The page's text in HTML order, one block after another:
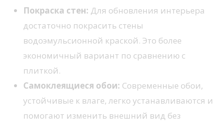
Покраска стен: Для обновления интерьера
достаточно покрасить стены
водоэмульсионной краской. Это более
экономичный вариант по сравнению с
плиткой.
Самоклеящиеся обои: Современные обои,
устойчивые к влаге, легко устанавливаются и
помогают изменить внешний вид без